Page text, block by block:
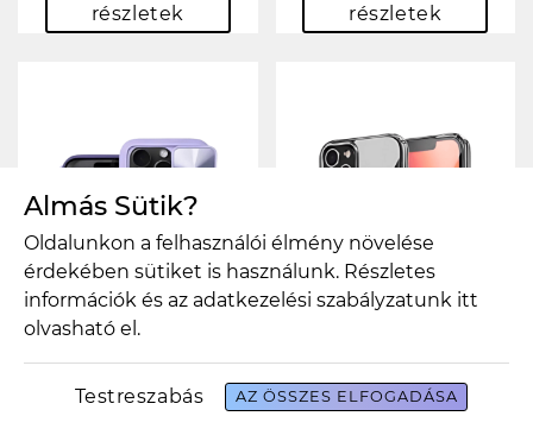
részletek részletek
Almás Sütik?
Oldalunkon a felhasználói élmény növelése
érdekében sütiket is használunk. Részletes
információk és az adatkezelési szabályzatunk itt
olvasható el.
Testreszabás AZ ÖSSZES ELFOGADÁSA